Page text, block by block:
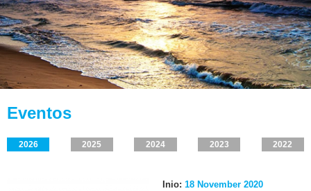
Eventos
2026 2025 2024 2023 2022
Inio: 18 November 2020